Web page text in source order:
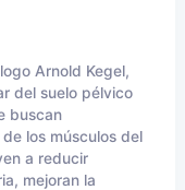
Arnold Kegel,
del suelo pélvico
buscan
los músculos del
a reducir
mejoran la